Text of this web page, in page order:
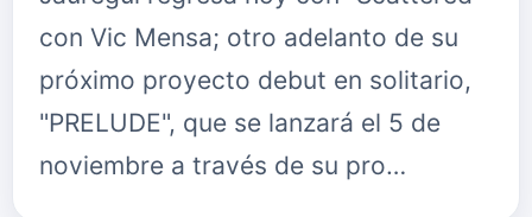
con Vic Mensa; otro adelanto de su
próximo proyecto debut en solitario,
"PRELUDE", que se lanzará el 5 de
noviembre a través de su pro…